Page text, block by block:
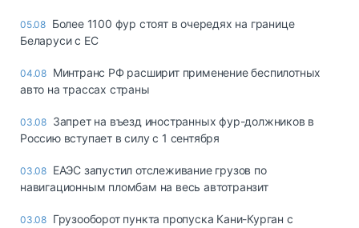
05.08 Более 1100 фур стоят в очередях на границе
Беларуси с ЕС
04.08 Минтранс РФ расширит применение беспилотных
авто на трассах страны
03.08 Запрет на въезд иностранных фур-должников в
Россию вступает в силу с 1 сентября
03.08 ЕАЭС запустил отслеживание грузов по
навигационным пломбам на весь автотранзит
03.08 Грузооборот пункта пропуска Кани-Курган с